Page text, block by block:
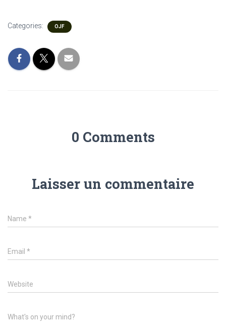
Categories: OJF
0 Comments
Laisser un commentaire
Name *
Email *
Website
What's on your mind?